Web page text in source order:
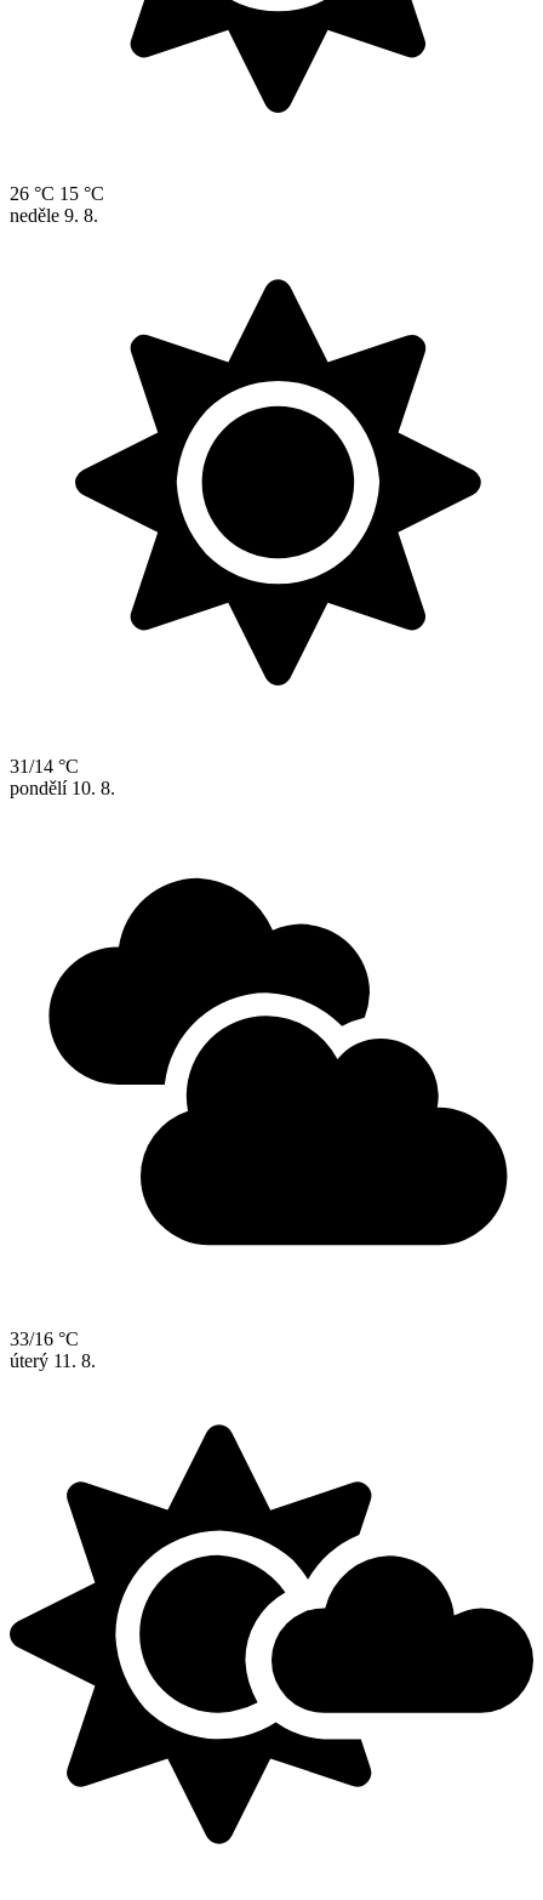
26 °C 15 °C
neděle 9. 8.
31/14 °C
pondělí 10. 8.
33/16 °C
úterý 11. 8.